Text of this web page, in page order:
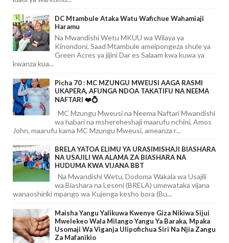
DC Mtambule Ataka Watu Wafichue Wahamiaji
Haramu
Na Mwandishi Wetu MKUU wa Wilaya ya
Kinondoni, Saad Mtambule ameipongeza shule ya
Green Acres ya jijini Dar es Salaam kwa kuwa ya
kwanza kua...
Picha 70 : MC MZUNGU MWEUSI AAGA RASMI
UKAPERA, AFUNGA NDOA TAKATIFU NA NEEMA
NAFTARI ❤️💍
MC Mzungu Mweusi na Neema Naftari Mwandishi
wa habari na mshereheshaji maarufu nchini, Amos
John, maarufu kama MC Mzungu Mweusi, ameanza r...
BRELA YATOA ELIMU YA URASIMISHAJI BIASHARA
NA USAJILI WA ALAMA ZA BIASHARA NA
HUDUMA KWA VIJANA BBT
Na Mwandishi Wetu, Dodoma Wakala wa Usajili
wa Biashara na Leseni (BRELA) umewataka vijana
wanaoshiriki mpango wa Kujenga kesho bora (Bu...
Maisha Yangu Yalikuwa Kwenye Giza Nikiwa Sijui
Mwelekeo Wala Milango Yangu Ya Baraka, Mpaka
Usomaji Wa Viganja Ulipofichua Siri Na Njia Zangu
Za Mafanikio